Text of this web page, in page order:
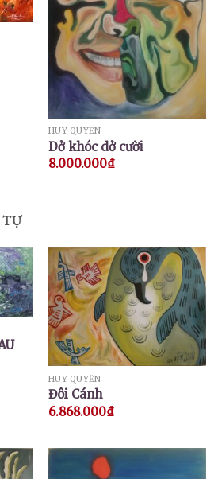
HUY QUYỂN
Dở khóc dở cười
8.000.000₫
TỰ
HUY QUYỂN
Đôi Cánh
6.868.000₫